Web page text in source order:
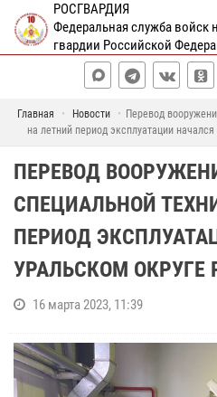
РОСГВАРДИЯ
Федеральная служба войск
гвардии Российской
Главная Новости
Перевод
на летний период эксплуатации
ПЕРЕВОД
СПЕЦИАЛЬНОЙ
ПЕРИОД
УРАЛЬСКОМ ОКРУГЕ
16 марта 2023, 11:39